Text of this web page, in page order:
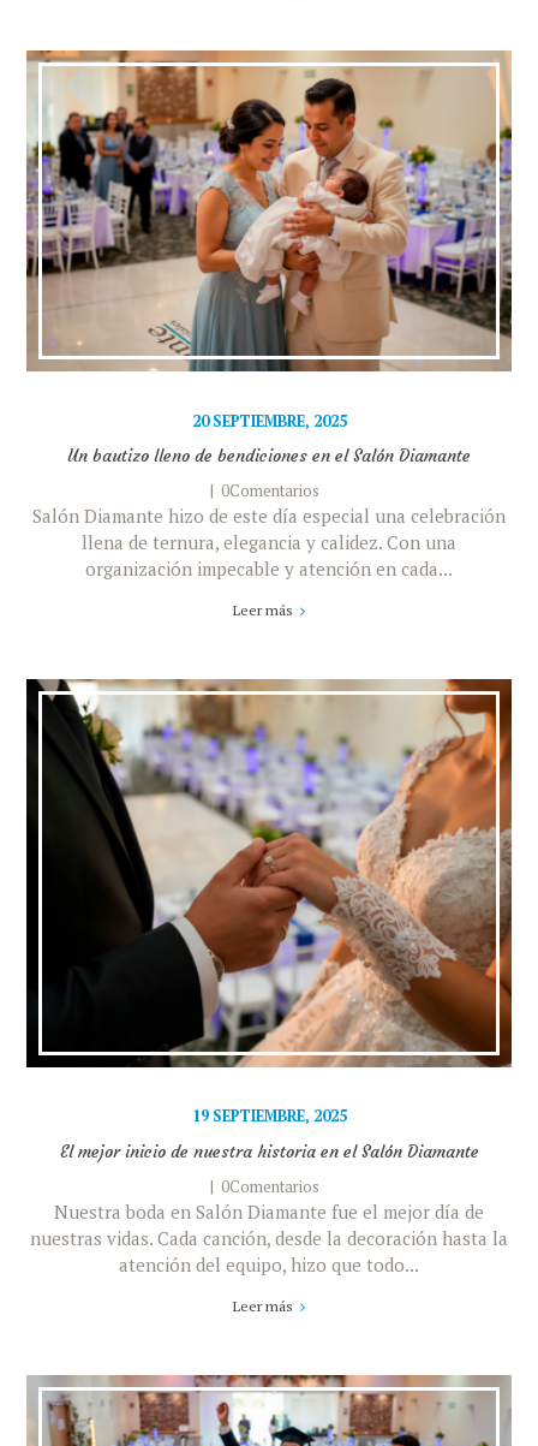
20 SEPTIEMBRE, 2025
Un bautizo lleno de bendiciones en el Salón Diamante
0Comentarios
Salón Diamante hizo de este día especial una celebración
llena de ternura, elegancia y calidez. Con una
organización impecable y atención en cada...
Leer más
19 SEPTIEMBRE, 2025
El mejor inicio de nuestra historia en el Salón Diamante
0Comentarios
Nuestra boda en Salón Diamante fue el mejor día de
nuestras vidas. Cada canción, desde la decoración hasta la
atención del equipo, hizo que todo...
Leer más